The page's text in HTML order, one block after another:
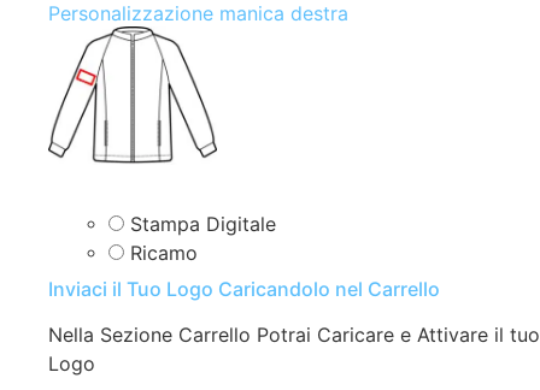
Personalizzazione manica destra
Stampa Digitale
Ricamo
Inviaci il Tuo Logo Caricandolo nel Carrello
Nella Sezione Carrello Potrai Caricare e Attivare il tuo
Logo